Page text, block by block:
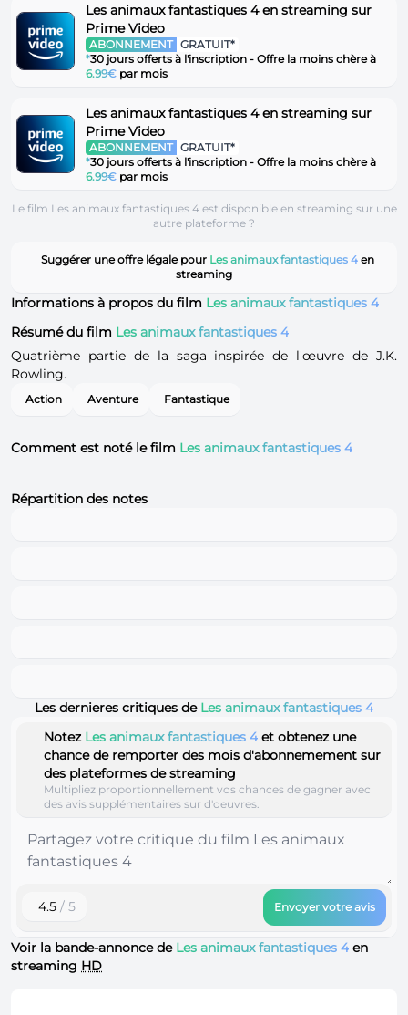
Les animaux fantastiques 4 en streaming sur
Prime Video
ABONNEMENT GRATUIT*
*30 jours offerts à l'inscription - Offre la moins chère à
6.99€ par mois
Les animaux fantastiques 4 en streaming sur
Prime Video
ABONNEMENT GRATUIT*
*30 jours offerts à l'inscription - Offre la moins chère à
6.99€ par mois
Le film Les animaux fantastiques 4 est disponible en streaming sur une
autre plateforme ?
Suggérer une offre légale pour Les animaux fantastiques 4 en
streaming
Informations à propos du film Les animaux fantastiques 4
Résumé du film Les animaux fantastiques 4
Quatrième partie de la saga inspirée de l'œuvre de J.K.
Rowling.
Action Aventure Fantastique
Comment est noté le film Les animaux fantastiques 4
Répartition des notes
Les dernieres critiques de Les animaux fantastiques 4
Notez Les animaux fantastiques 4 et obtenez une
chance de remporter des mois d'abonnemement sur
des plateformes de streaming
Multipliez proportionnellement vos chances de gagner avec
des avis supplémentaires sur d'oeuvres.
4.5 / 5 Envoyer votre avis
Voir la bande-annonce de Les animaux fantastiques 4 en
streaming HD